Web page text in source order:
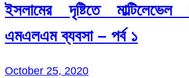
ইসলামের দৃষ্টিতে মাল্টিলেভেল
এমএলএম ব্যবসা – পর্ব ১
October 25, 2020